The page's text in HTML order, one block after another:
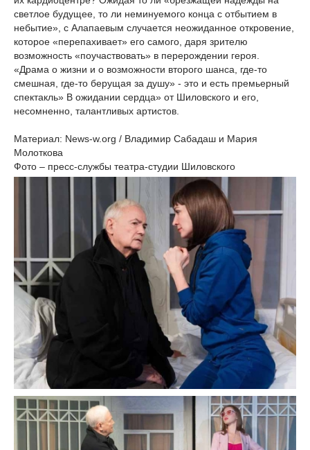
светлое будущее, то ли неминуемого конца с отбытием в
небытие», с Алапаевым случается неожиданное откровение,
которое «перепахивает» его самого, даря зрителю
возможность «поучаствовать» в перерождении героя.
«Драма о жизни и о возможности второго шанса, где-то
смешная, где-то берущая за душу» - это и есть премьерный
спектакль» В ожидании сердца» от Шиловского и его,
несомненно, талантливых артистов.
Материал: News-w.org / Владимир Сабадаш и Мария
Молоткова
Фото – пресс-службы театра-студии Шиловского